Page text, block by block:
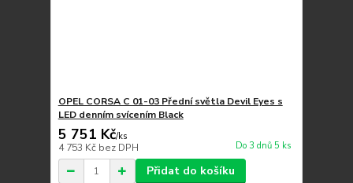
OPEL CORSA C 01-03 Přední světla Devil Eyes s
LED denním svícením Black
5 751 Kč/ks
4 753 Kč bez DPH Do 3 dnů 5 ks
Přidat do košíku